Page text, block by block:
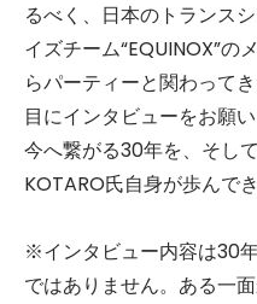
るべく、日本のトランス
イズチーム“EQUINOX”の
らパーティーと関わって
目にインタビューをお願
今へ繋がる30年を、そし
KOTARO氏自身が歩んで
※インタビュー内容は30
ではありません。ある一